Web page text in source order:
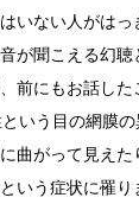
いない人がはっ
が聞こえる幻
前にもお話し
いう目の網膜
曲がって見え
いう症状に罹り